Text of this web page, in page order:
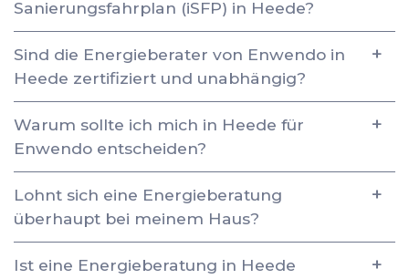
Sanierungsfahrplan (iSFP) in Heede?
Sind die Energieberater von Enwendo in
Heede zertifiziert und unabhängig?
Warum sollte ich mich in Heede für
Enwendo entscheiden?
Lohnt sich eine Energieberatung
überhaupt bei meinem Haus?
Ist eine Energieberatung in Heede